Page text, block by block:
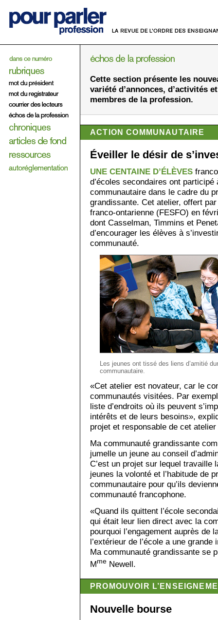
Cette section présente les
variété d’annonces, d’activités
membres de la profession.
ACTION COMMUNAUTAIRE
Éveiller le désir de
UNE CENTAINE D’ÉLÈVES
d’écoles secondaires ont
communautaire dans le cadre du
grandissante. Cet atelier, offert
franco-ontarienne (FESFO) en
dont Casselman, Timmins et
d’encourager les élèves à
communauté.
Les jeunes ont tissé des liens d’amitié
communautaire.
«Cet atelier est novateur, car le
communautés visitées. Par
liste d’endroits où ils peuvent
intérêts et de leurs besoins»,
projet et respon­sable de cet
Ma communauté grandissante
jumelle un jeune au conseil
C’est un projet sur lequel travaille
jeunes la volonté et l’habitude de
communautaire pour qu’ils
communauté francophone.
«Quand ils quittent l’école
qui était leur lien direct avec la
pourquoi l’engagement auprès de
l’extérieur de l’école a une
Ma communauté grandissante se
Mme Newell.
PROMOUVOIR
Nouvelle bourse